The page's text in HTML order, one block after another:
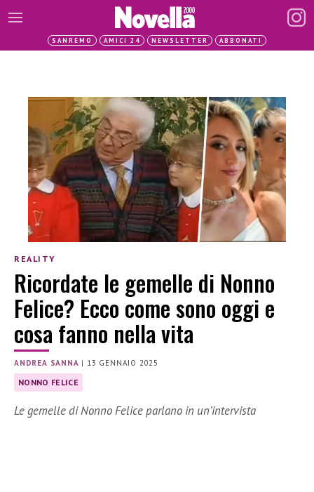
SANREMO AMICI 24 NEWSLETTER ABBONATI
REALITY
Ricordate le gemelle di Nonno
Felice? Ecco come sono oggi e
cosa fanno nella vita
ANDREA SANNA | 13 GENNAIO 2025
NONNO FELICE
Le gemelle di Nonno Felice parlano in un’intervista